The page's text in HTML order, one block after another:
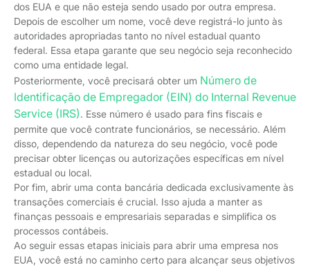
dos EUA e que não esteja sendo usado por outra empresa.
Depois de escolher um nome, você deve registrá-lo junto às
autoridades apropriadas tanto no nível estadual quanto
federal. Essa etapa garante que seu negócio seja reconhecido
como uma entidade legal.
Posteriormente, você precisará obter um Número de
Identificação de Empregador (EIN) do Internal Revenue
Service (IRS). Esse número é usado para fins fiscais e
permite que você contrate funcionários, se necessário. Além
disso, dependendo da natureza do seu negócio, você pode
precisar obter licenças ou autorizações específicas em nível
estadual ou local.
Por fim, abrir uma conta bancária dedicada exclusivamente às
transações comerciais é crucial. Isso ajuda a manter as
finanças pessoais e empresariais separadas e simplifica os
processos contábeis.
Ao seguir essas etapas iniciais para abrir uma empresa nos
EUA, você está no caminho certo para alcançar seus objetivos